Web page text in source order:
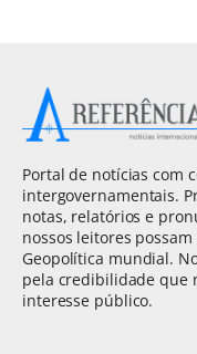
Portal de notícias com
intergovernamentais.
notas, relatórios e
nossos leitores
Geopolítica mundial.
pela credibilidade que
interesse público.